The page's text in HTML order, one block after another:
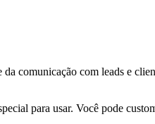
comunicação com leads e
para usar. Você pode